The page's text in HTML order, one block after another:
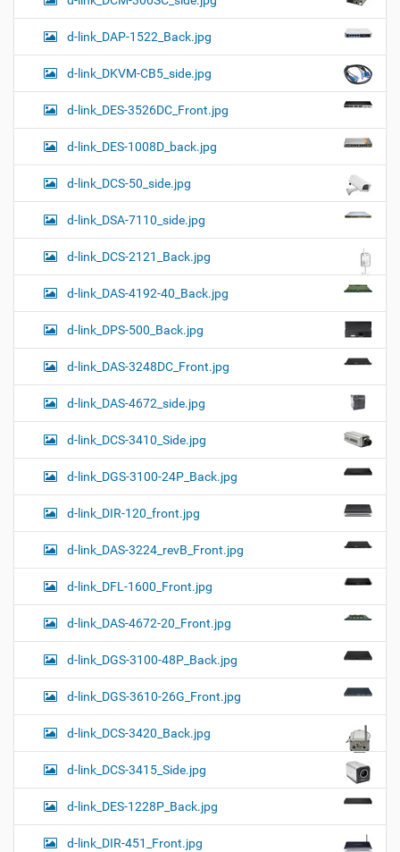
d-link_DAP-1522_Back.jpg
d-link_DKVM-CB5_side.jpg
d-link_DES-3526DC_Front.jpg
d-link_DES-1008D_back.jpg
d-link_DCS-50_side.jpg
d-link_DSA-7110_side.jpg
d-link_DCS-2121_Back.jpg
d-link_DAS-4192-40_Back.jpg
d-link_DPS-500_Back.jpg
d-link_DAS-3248DC_Front.jpg
d-link_DAS-4672_side.jpg
d-link_DCS-3410_Side.jpg
d-link_DGS-3100-24P_Back.jpg
d-link_DIR-120_front.jpg
d-link_DAS-3224_revB_Front.jpg
d-link_DFL-1600_Front.jpg
d-link_DAS-4672-20_Front.jpg
d-link_DGS-3100-48P_Back.jpg
d-link_DGS-3610-26G_Front.jpg
d-link_DCS-3420_Back.jpg
d-link_DCS-3415_Side.jpg
d-link_DES-1228P_Back.jpg
d-link_DIR-451_Front.jpg